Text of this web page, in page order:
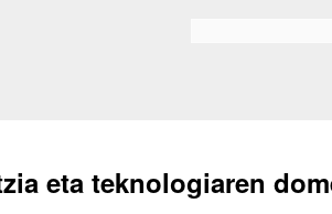
eta teknologiaren